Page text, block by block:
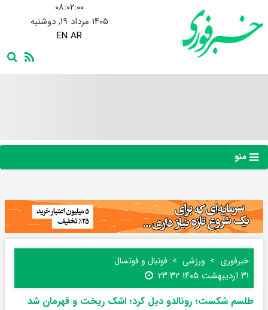
۰۸:۰۲:۰۱
۱۴۰۵ مرداد ۱۹, دوشنبه
EN AR
منو
خبرفوری ورزشی فوتبال و فوتسال
۳۱ اردیبهشت ۱۴۰۵ ۲۳:۳۲
طلسم شکست؛ رونالدو دبل کرد؛ اشک ریخت و قهرمان شد